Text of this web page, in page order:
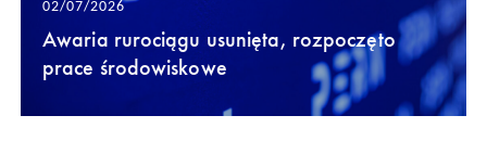
02/07/2026
Awaria rurociągu usunięta, rozpoczęto
prace środowiskowe